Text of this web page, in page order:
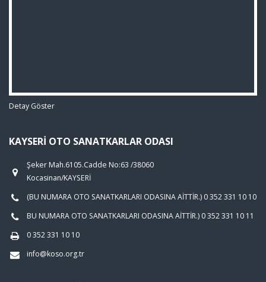
Detay Göster
KAYSERI OTO SANATKARLAR ODASI
Şeker Mah.6105.Cadde No:63 /38060
Kocasinan/KAYSERİ
(BU NUMARA OTO SANATKARLARI ODASINA AİTTİR.) 0 352 331 10 10
BU NUMARA OTO SANATKARLARI ODASINA AİTTİR.) 0 352 331 10 11
0 352 331 10 10
info@koso.org.tr